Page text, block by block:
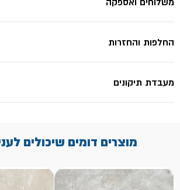
החלפות והחזרות
מעבדת תיקונים
מוצרים דומים שיכולים